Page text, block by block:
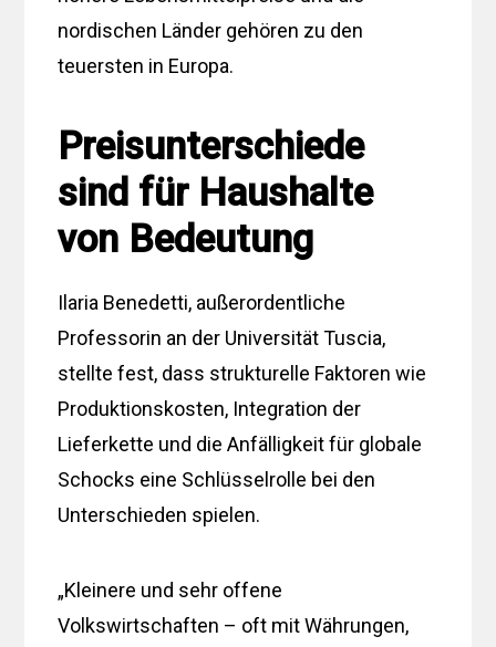
nordischen Länder gehören zu den
teuersten in Europa.
Preisunterschiede
sind für Haushalte
von Bedeutung
Ilaria Benedetti, außerordentliche
Professorin an der Universität Tuscia,
stellte fest, dass strukturelle Faktoren wie
Produktionskosten, Integration der
Lieferkette und die Anfälligkeit für globale
Schocks eine Schlüsselrolle bei den
Unterschieden spielen.
„Kleinere und sehr offene
Volkswirtschaften – oft mit Währungen,